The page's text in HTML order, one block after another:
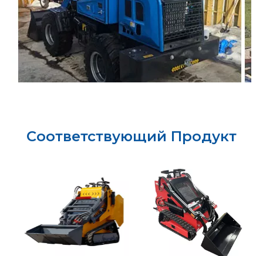
Соответствующий Продукт